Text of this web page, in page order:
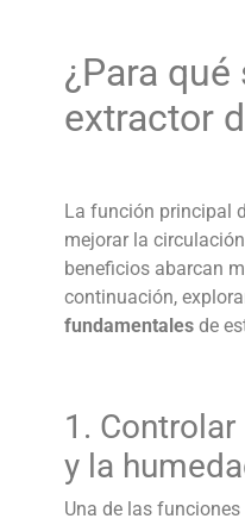
¿Para
extractor
La función principal
mejorar la
beneficios abarcan
continuación,
fundamentales de
1.
y la
Una de las funciones